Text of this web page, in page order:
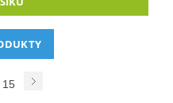
15